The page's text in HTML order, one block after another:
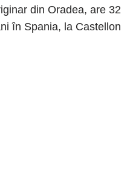
din Oradea, are 32
în Spania, la Castellon